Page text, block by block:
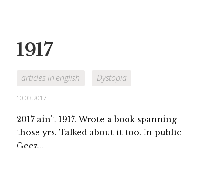
1917
articles in english Dystopia
10.03.2017
2017 ain't 1917. Wrote a book spanning
those yrs. Talked about it too. In public.
Geez...